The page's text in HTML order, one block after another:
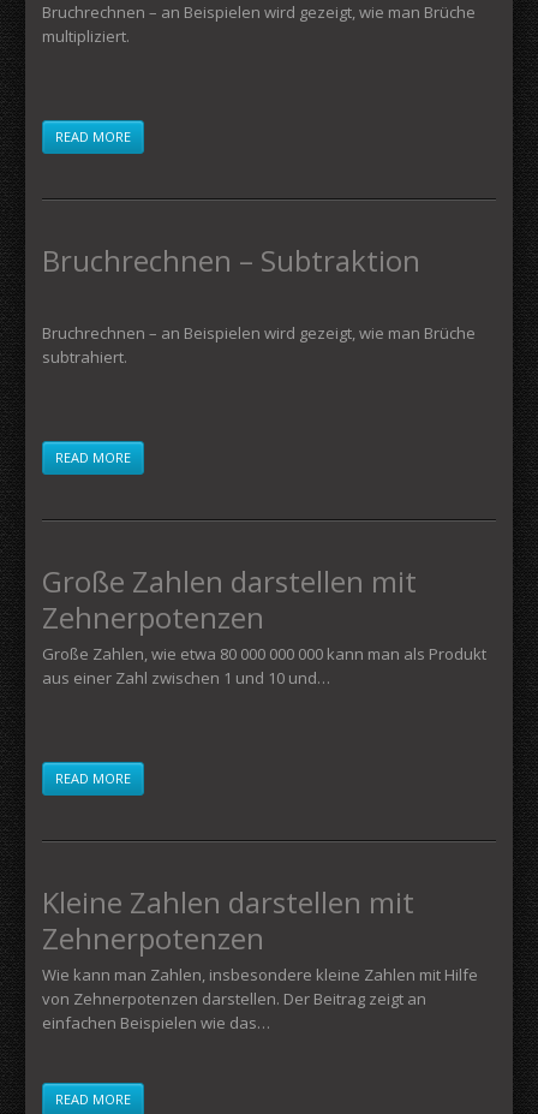
Bruchrechnen – an Beispielen wird gezeigt, wie man Brüche
multipliziert.
READ MORE
Bruchrechnen – Subtraktion
Bruchrechnen – an Beispielen wird gezeigt, wie man Brüche
subtrahiert.
READ MORE
Große Zahlen darstellen mit
Zehnerpotenzen
Große Zahlen, wie etwa 80 000 000 000 kann man als Produkt
aus einer Zahl zwischen 1 und 10 und…
READ MORE
Kleine Zahlen darstellen mit
Zehnerpotenzen
Wie kann man Zahlen, insbesondere kleine Zahlen mit Hilfe
von Zehnerpotenzen darstellen. Der Beitrag zeigt an
einfachen Beispielen wie das…
READ MORE